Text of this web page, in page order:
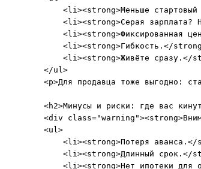
<li><strong>Меньше
<li><strong>Серая зарплата?
<li><strong>Фиксированная
<li><strong>Гибкость.</
<li><strong>Живёте сразу.</
</ul>
<p>Для продавца тоже выгодно:
<h2>Минусы и риски: где вас
<div
<ul>
<li><strong>Потеря
<li><strong>Длинный срок.</
<li><strong>Нет ипотеки для